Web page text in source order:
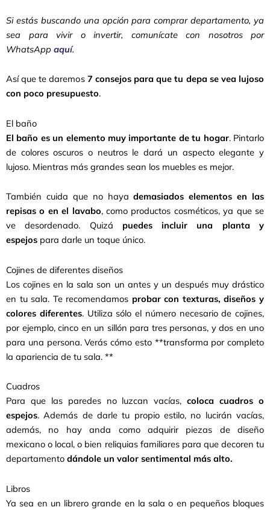
Si estás buscando una opción para comprar departamento, ya
sea para vivir o invertir, comunícate con nosotros por
WhatsApp aquí.
Así que te daremos 7 consejos para que tu depa se vea lujoso
con poco presupuesto.
El baño
El baño es un elemento muy importante de tu hogar. Pintarlo
de colores oscuros o neutros le dará un aspecto elegante y
lujoso. Mientras más grandes sean los muebles es mejor.
También cuida que no hayademasiados elementos en las
repisas o en el lavabo, como productos cosméticos, ya que se
ve desordenado. Quizá puedes incluir una planta y
espejos para darle un toque único.
Cojines de diferentes diseños
Los cojines en la sala son un antes y un después muy drástico
en tu sala. Te recomendamos probar con texturas, diseños y
colores diferentes. Utiliza sólo el número necesario de cojines,
por ejemplo, cinco en un sillón para tres personas, y dos en uno
para una persona. Verás cómo esto **transforma por completo
la apariencia de tu sala. **
Cuadros
Para que las paredes no luzcan vacías,coloca cuadros o
espejos. Además de darle tu propio estilo, no lucirán vacías,
además, no hay anda como adquirir piezas de diseño
mexicano o local, o bien reliquias familiares para que decoren tu
departamento dándole un valor sentimental más alto.
Libros
Ya sea en un librero grande en la sala o en pequeños bloques